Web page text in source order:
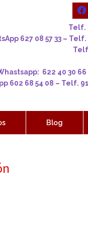
Telf. 91 478 14
627 08 57 33 –
Telf. 91 478
Telf. 91
622 40 30 66
602 68 54 08 – Telf.
Blog